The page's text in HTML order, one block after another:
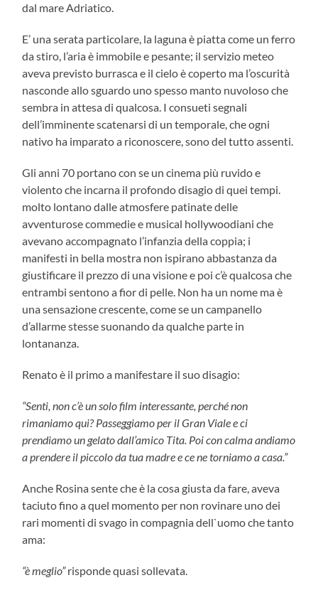
dal mare Adriatico.
E’ una serata particolare, la laguna è piatta come un ferro
da stiro, l’aria è immobile e pesante; il servizio meteo
aveva previsto burrasca e il cielo è coperto ma l’oscurità
nasconde allo sguardo uno spesso manto nuvoloso che
sembra in attesa di qualcosa. I consueti segnali
dell’imminente scatenarsi di un temporale, che ogni
nativo ha imparato a riconoscere, sono del tutto assenti.
Gli anni 70 portano con se un cinema più ruvido e
violento che incarna il profondo disagio di quei tempi.
molto lontano dalle atmosfere patinate delle
avventurose commedie e musical hollywoodiani che
avevano accompagnato l’infanzia della coppia; i
manifesti in bella mostra non ispirano abbastanza da
giustificare il prezzo di una visione e poi c’è qualcosa che
entrambi sentono a fior di pelle. Non ha un nome ma è
una sensazione crescente, come se un campanello
d’allarme stesse suonando da qualche parte in
lontananza.
Renato è il primo a manifestare il suo disagio:
“Senti, non c’è un solo film interessante, perché non
rimaniamo qui? Passeggiamo per il Gran Viale e ci
prendiamo un gelato dall’amico Tita. Poi con calma andiamo
a prendere il piccolo da tua madre e ce ne torniamo a casa.”
Anche Rosina sente che è la cosa giusta da fare, aveva
taciuto fino a quel momento per non rovinare uno dei
rari momenti di svago in compagnia dell`uomo che tanto
ama:
“è meglio”risponde quasi sollevata.